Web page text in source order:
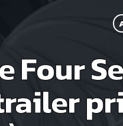
Four